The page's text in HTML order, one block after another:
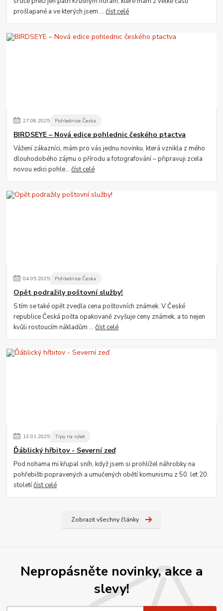
prošlapané a ve kterých jsem ...číst celé
27.08.2025 Pohlednice Česka
BIRDSEYE – Nová edice pohlednic českého ptactva
Vážení zákazníci, mám pro vás jednu novinku, která vznikla z mého
dlouhodobého zájmu o přírodu a fotografování – připravuji zcela
novou edici pohle...číst celé
04.05.2025 Pohlednice Česka
Opět podražily poštovní služby!
S tím se také opět zvedla cena poštovních známek. V České
republice Česká pošta opakovaně zvyšuje ceny známek, a to nejen
kvůli rostoucím nákladům ...číst celé
13.01.2025 Tipy na výlet
Ďáblický hřbitov - Severní zeď
Pod nohama mi křupal sníh, když jsem si prohlížel náhrobky na
pohřebišti popravených a umučených obětí komunismu z 50. let 20.
stoletíčíst celé
Zobrazit všechny články
Nepropásněte novinky, akce a
slevy!